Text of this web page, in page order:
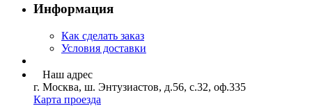
Информация
Как сделать заказ
Условия доставки
Наш адрес
г. Москва, ш. Энтузиастов, д.56, с.32, оф.335
Карта проезда